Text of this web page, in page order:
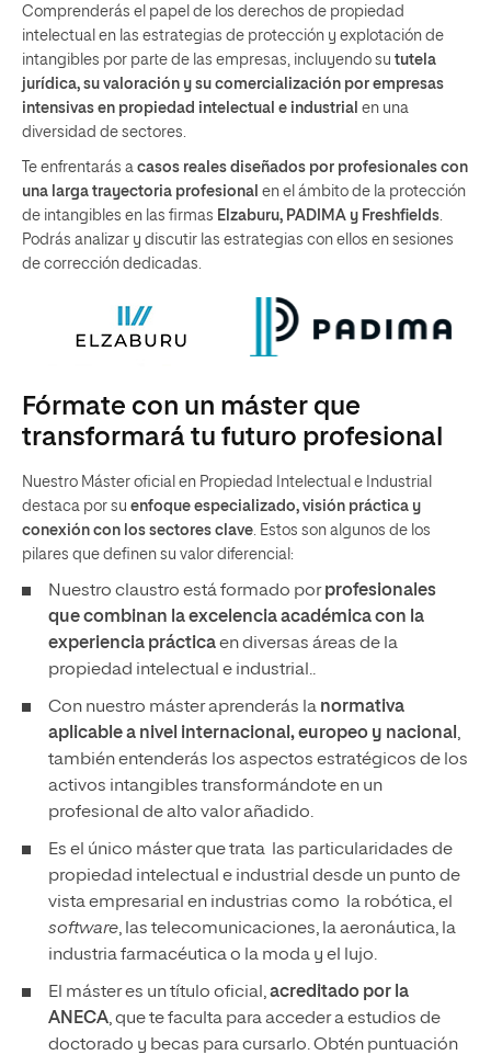
Comprenderás el papel de los derechos de propiedad
intelectual en las estrategias de protección y explotación de
intangibles por parte de las empresas, incluyendo su tutela
jurídica, su valoración y su comercialización por empresas
intensivas en propiedad intelectual e industrial en una
diversidad de sectores.
Te enfrentarás a casos reales diseñados por profesionales con
una larga trayectoria profesional en el ámbito de la protección
de intangibles en las firmas Elzaburu, PADIMA y Freshfields.
Podrás analizar y discutir las estrategias con ellos en sesiones
de corrección dedicadas.
Fórmate con un máster que
transformará tu futuro profesional
Nuestro Máster oficial en Propiedad Intelectual e Industrial
destaca por su enfoque especializado, visión práctica y
conexión con los sectores clave. Estos son algunos de los
pilares que definen su valor diferencial:
Nuestro claustro está formado porprofesionales
que combinan la excelencia académica con la
experiencia prácticaen diversas áreas de la
propiedad intelectual e industrial..
Con nuestro máster aprenderás la normativa
aplicable a nivel internacional, europeo y nacional ,
también entenderás los aspectos estratégicos de los
activos intangibles transformándote en un
profesional de alto valor añadido.
Es el único máster que trata las particularidades de
propiedad intelectual e industrial desde un punto de
vista empresarial en industrias como la robótica, el
software, las telecomunicaciones, la aeronáutica, la
industria farmacéutica o la moda y el lujo.
El máster es un título oficial,acreditado por la
ANECA, que te faculta para acceder a estudios de
doctorado y becas para cursarlo. Obtén puntuación